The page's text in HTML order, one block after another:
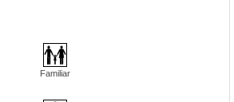
Familiar